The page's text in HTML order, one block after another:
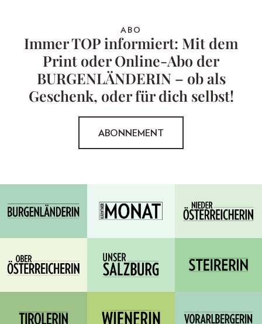
ABO
Immer TOP informiert: Mit dem
Print oder Online-Abo der
BURGENLÄNDERIN – ob als
Geschenk, oder für dich selbst!
ABONNEMENT